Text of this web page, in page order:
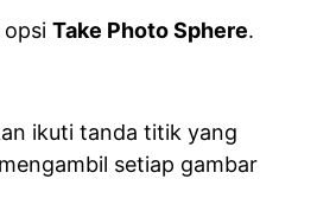
opsi Take Photo Sphere.
ikuti tanda titik yang
setiap gambar